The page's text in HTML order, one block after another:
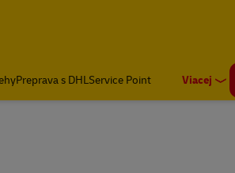
Preprava s DHLService Point Viacej